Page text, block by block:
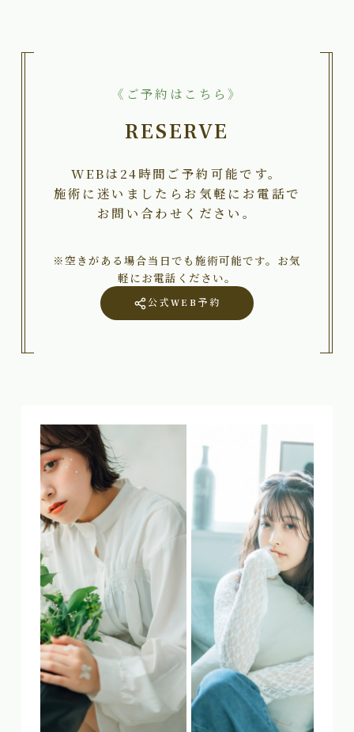
《ご予約はこちら》
RESERVE
WEBは24時間ご予約可能です。
施術に迷いましたらお気軽にお電話で
お問い合わせください。
※空きがある場合当日でも施術可能です。お気
軽にお電話ください。
公式WEB予約